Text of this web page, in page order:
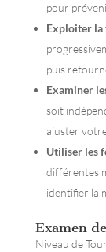
pour
Exploiter la
puis
Examiner
soit
ajuster
Utiliser les
différentes
identifier la
Examen
Niveau de Tour